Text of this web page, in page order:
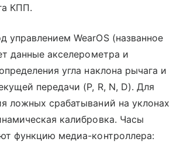
КПП.
управлением WearOS (названное
данные акселерометра и
угла наклона рычага и
передачи (P, R, N, D). Для
ложных срабатываний на уклонах
калибровка. Часы
функцию медиа-контроллера: